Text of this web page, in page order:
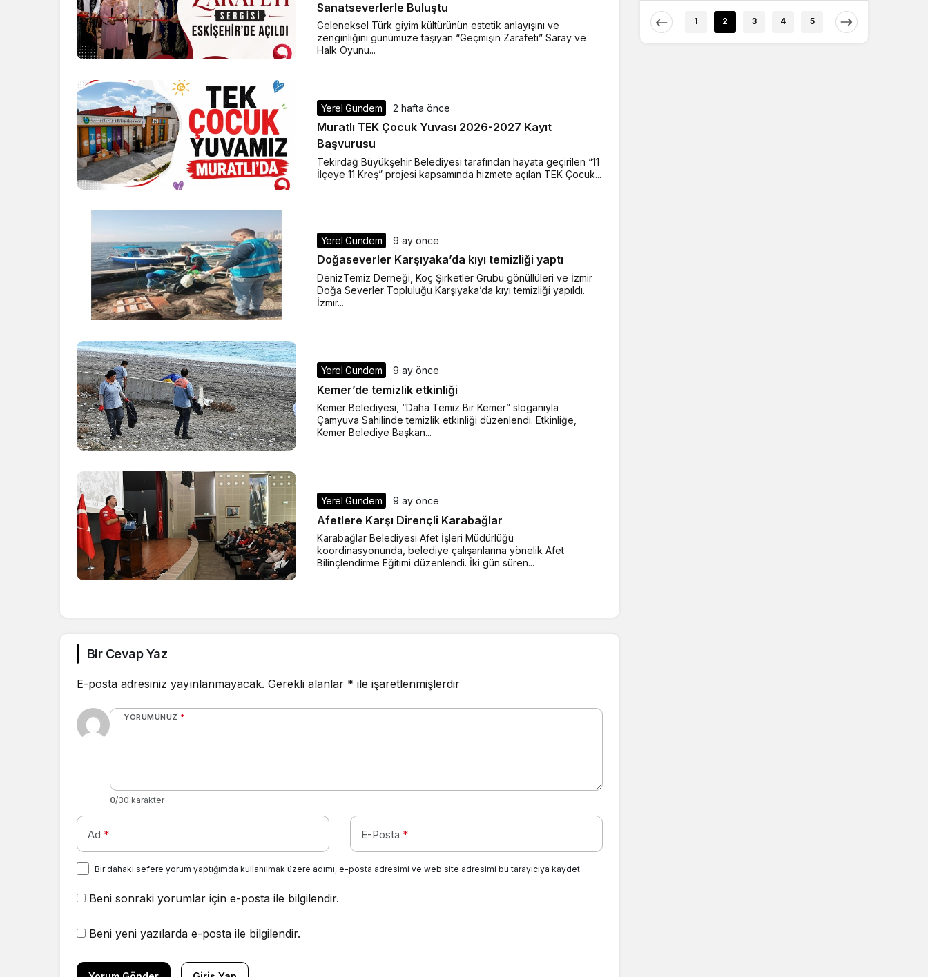
Sanatseverlerle Buluştu
Geleneksel Türk giyim kültürünün estetik anlayışını ve
zenginliğini günümüze taşıyan “Geçmişin Zarafeti” Saray ve
Halk Oyunu...
Yerel Gündem 2 hafta önce
Muratlı TEK Çocuk Yuvası 2026-2027 Kayıt
Başvurusu
Tekirdağ Büyükşehir Belediyesi tarafından hayata geçirilen “11
İlçeye 11 Kreş” projesi kapsamında hizmete açılan TEK Çocuk...
Yerel Gündem 9 ay önce
Doğaseverler Karşıyaka’da kıyı temizliği yaptı
DenizTemiz Derneği, Koç Şirketler Grubu gönüllüleri ve İzmir
Doğa Severler Topluluğu Karşıyaka’da kıyı temizliği yapıldı.
İzmir...
Yerel Gündem 9 ay önce
Kemer’de temizlik etkinliği
Kemer Belediyesi, “Daha Temiz Bir Kemer” sloganıyla
Çamyuva Sahilinde temizlik etkinliği düzenlendi. Etkinliğe,
Kemer Belediye Başkan...
Yerel Gündem 9 ay önce
Afetlere Karşı Dirençli Karabağlar
Karabağlar Belediyesi Afet İşleri Müdürlüğü
koordinasyonunda, belediye çalışanlarına yönelik Afet
Bilinçlendirme Eğitimi düzenlendi. İki gün süren...
Bir Cevap Yaz
E-posta adresiniz yayınlanmayacak. Gerekli alanlar * ile işaretlenmişlerdir
YORUMUNUZ *
0/30 karakter
Ad * E-Posta *
Bir dahaki sefere yorum yaptığımda kullanılmak üzere adımı, e-posta adresimi ve web site adresimi bu tarayıcıya kaydet.
Beni sonraki yorumlar için e-posta ile bilgilendir.
Beni yeni yazılarda e-posta ile bilgilendir.
1 2 3 4 5